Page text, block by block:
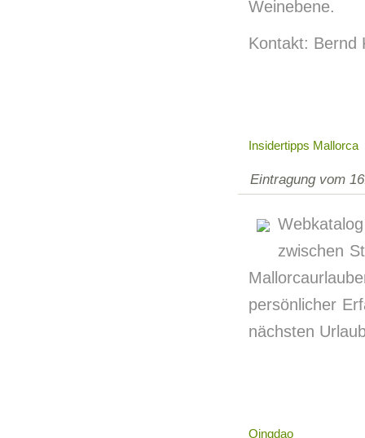
Weinebene.
Kontakt: Bernd
Insidertipps Mallorca
Eintragung vom
zwischen
persönlicher
nächsten
Qingdao